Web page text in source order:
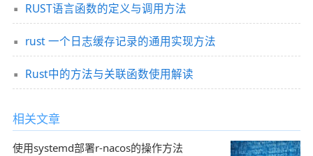
RUST语言函数的定义与调用方法
rust 一个日志缓存记录的通用实现方法
Rust中的方法与关联函数使用解读
相关文章
使用systemd部署r-nacos的操作方法